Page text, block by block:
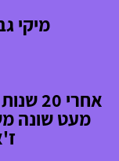
מיקי
אחרי
מעט שונה